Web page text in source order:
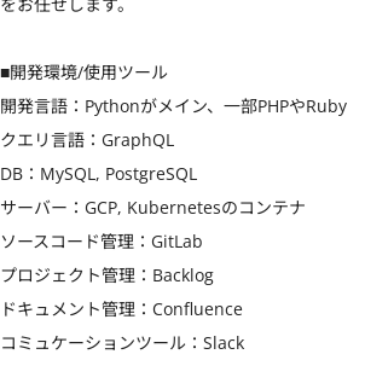
■開発環境/使用ツール
開発言語：Pythonがメイン、一部PHPやRuby
クエリ言語：GraphQL
DB：MySQL, PostgreSQL
サーバー：GCP, Kubernetesのコンテナ
ソースコード管理：GitLab
プロジェクト管理：Backlog
ドキュメント管理：Confluence
コミュケーションツール：Slack